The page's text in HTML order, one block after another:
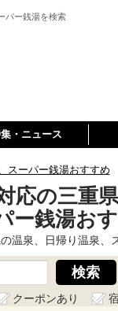
パー銭湯を検索
・ニュース
スーパー銭湯おすすめ
応の三重
ー銭湯お
温泉、日帰り温泉、
クーポンあり